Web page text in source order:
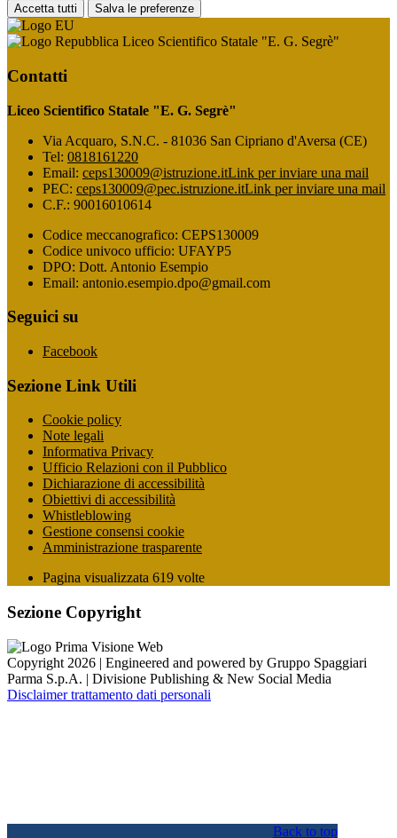
Accetta tutti Salva le preferenze
Liceo Scientifico Statale "E. G. Segrè"
Contatti
Liceo Scientifico Statale "E. G. Segrè"
Via Acquaro, S.N.C. - 81036 San Cipriano d'Aversa (CE)
Tel: 0818161220
Email: ceps130009@istruzione.itLink per inviare una mail
PEC: ceps130009@pec.istruzione.itLink per inviare una mail
C.F.: 90016010614
Codice meccanografico: CEPS130009
Codice univoco ufficio: UFAYP5
DPO: Dott. Antonio Esempio
Email: antonio.esempio.dpo@gmail.com
Seguici su
Facebook
Sezione Link Utili
Cookie policy
Note legali
Informativa Privacy
Ufficio Relazioni con il Pubblico
Dichiarazione di accessibilità
Obiettivi di accessibilità
Whistleblowing
Gestione consensi cookie
Amministrazione trasparente
Pagina visualizzata 619 volte
Sezione Copyright
Copyright 2026 | Engineered and powered by Gruppo Spaggiari
Parma S.p.A. | Divisione Publishing & New Social Media
Disclaimer trattamento dati personali
Back to top